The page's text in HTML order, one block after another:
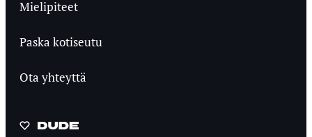
Mielipiteet
Paska kotiseutu
Ota yhteyttä